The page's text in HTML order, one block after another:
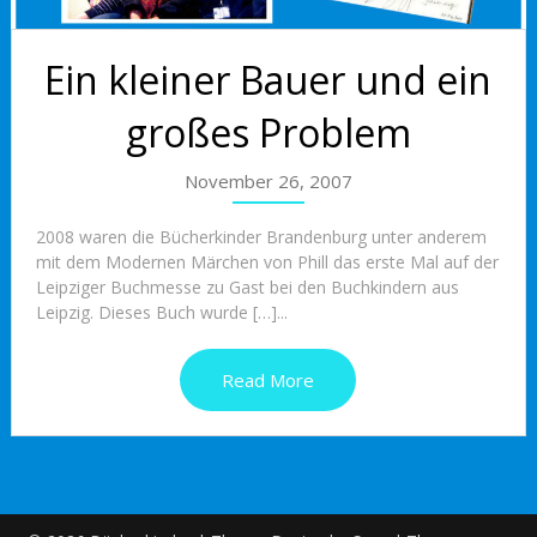
Ein kleiner Bauer und ein
großes Problem
November 26, 2007
2008 waren die Bücherkinder Brandenburg unter anderem
mit dem Modernen Märchen von Phill das erste Mal auf der
Leipziger Buchmesse zu Gast bei den Buchkindern aus
Leipzig. Dieses Buch wurde […]...
Read More